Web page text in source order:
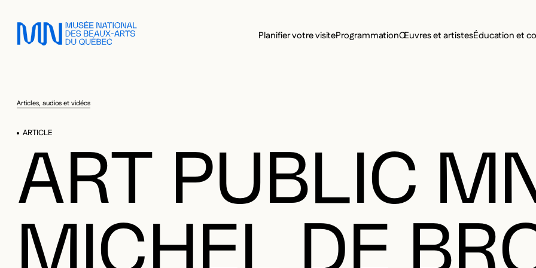
MENU
Planifier votre visiteProgrammationŒuvres et artistesÉducation et
MENU
Articles, audios et vidéos
ARTICLE
ART PUBLIC
MICHEL DE